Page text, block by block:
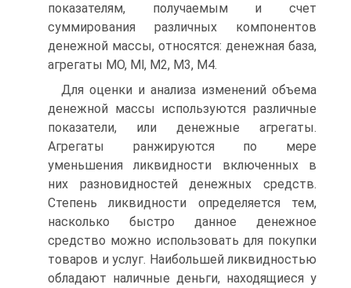
показателям, получаемым и счет
суммирования различных компонентов
денежной массы, относятся: денежная база,
агрегаты МО, Ml, М2, М3, М4.
Для оценки и анализа изменений объема
денежной массы используются различные
показатели, или денежные агрегаты.
Агрегаты ранжируются по мере
уменьшения ликвидности включенных в
них разновидностей денежных средств.
Степень ликвидности определяется тем,
насколько быстро данное денежное
средство можно использовать для покупки
товаров и услуг. Наибольшей ликвидностью
обладают наличные деньги, находящиеся у